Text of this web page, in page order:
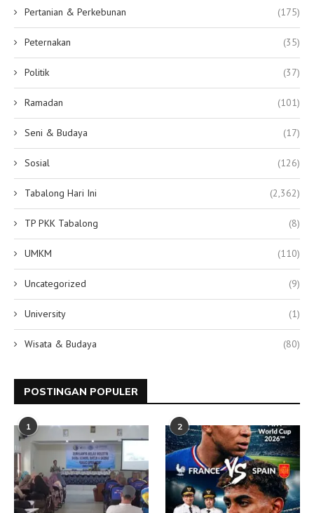
Pertanian & Perkebunan (175)
Peternakan (35)
Politik (37)
Ramadan (101)
Seni & Budaya (17)
Sosial (126)
Tabalong Hari Ini (2,362)
TP PKK Tabalong (8)
UMKM (110)
Uncategorized (9)
University (1)
Wisata & Budaya (80)
POSTINGAN POPULER
1 2